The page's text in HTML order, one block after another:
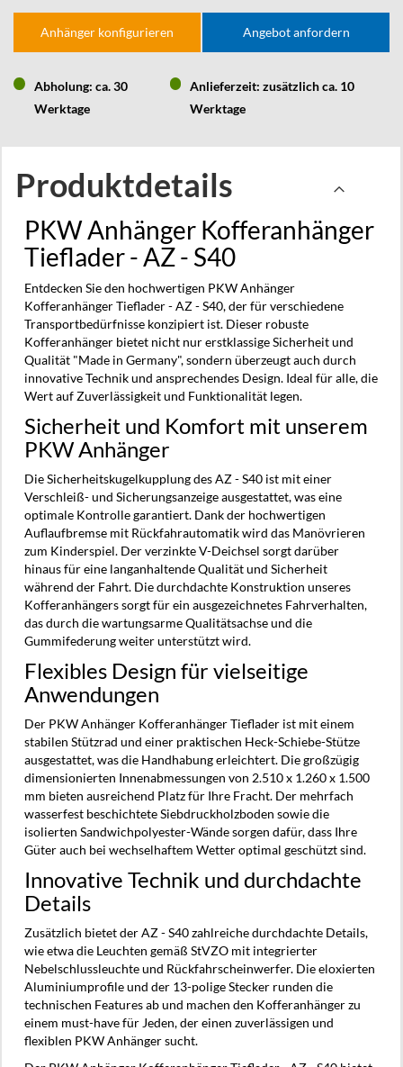
Anhänger konfigurieren Angebot anfordern
Abholung: ca. 30
Werktage
Anlieferzeit: zusätzlich ca. 10
Werktage
Produktdetails
PKW Anhänger Kofferanhänger
Tieflader - AZ - S40
Entdecken Sie den hochwertigen PKW Anhänger
Kofferanhänger Tieflader - AZ - S40, der für verschiedene
Transportbedürfnisse konzipiert ist. Dieser robuste
Kofferanhänger bietet nicht nur erstklassige Sicherheit und
Qualität "Made in Germany", sondern überzeugt auch durch
innovative Technik und ansprechendes Design. Ideal für alle, die
Wert auf Zuverlässigkeit und Funktionalität legen.
Sicherheit und Komfort mit unserem
PKW Anhänger
Die Sicherheitskugelkupplung des AZ - S40 ist mit einer
Verschleiß- und Sicherungsanzeige ausgestattet, was eine
optimale Kontrolle garantiert. Dank der hochwertigen
Auflaufbremse mit Rückfahrautomatik wird das Manövrieren
zum Kinderspiel. Der verzinkte V-Deichsel sorgt darüber
hinaus für eine langanhaltende Qualität und Sicherheit
während der Fahrt. Die durchdachte Konstruktion unseres
Kofferanhängers sorgt für ein ausgezeichnetes Fahrverhalten,
das durch die wartungsarme Qualitätsachse und die
Gummifederung weiter unterstützt wird.
Flexibles Design für vielseitige
Anwendungen
Der PKW Anhänger Kofferanhänger Tieflader ist mit einem
stabilen Stützrad und einer praktischen Heck-Schiebe-Stütze
ausgestattet, was die Handhabung erleichtert. Die großzügig
dimensionierten Innenabmessungen von 2.510 x 1.260 x 1.500
mm bieten ausreichend Platz für Ihre Fracht. Der mehrfach
wasserfest beschichtete Siebdruckholzboden sowie die
isolierten Sandwichpolyester-Wände sorgen dafür, dass Ihre
Güter auch bei wechselhaftem Wetter optimal geschützt sind.
Innovative Technik und durchdachte
Details
Zusätzlich bietet der AZ - S40 zahlreiche durchdachte Details,
wie etwa die Leuchten gemäß StVZO mit integrierter
Nebelschlussleuchte und Rückfahrscheinwerfer. Die eloxierten
Aluminiumprofile und der 13-polige Stecker runden die
technischen Features ab und machen den Kofferanhänger zu
einem must-have für Jeden, der einen zuverlässigen und
flexiblen PKW Anhänger sucht.